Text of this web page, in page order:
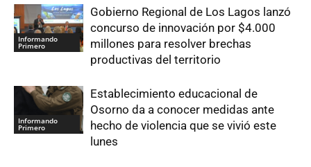
Informando
Primero
Gobierno Regional de Los Lagos lanzó
concurso de innovación por $4.000
millones para resolver brechas
productivas del territorio
Informando
Primero
Establecimiento educacional de
Osorno da a conocer medidas ante
hecho de violencia que se vivió este
lunes